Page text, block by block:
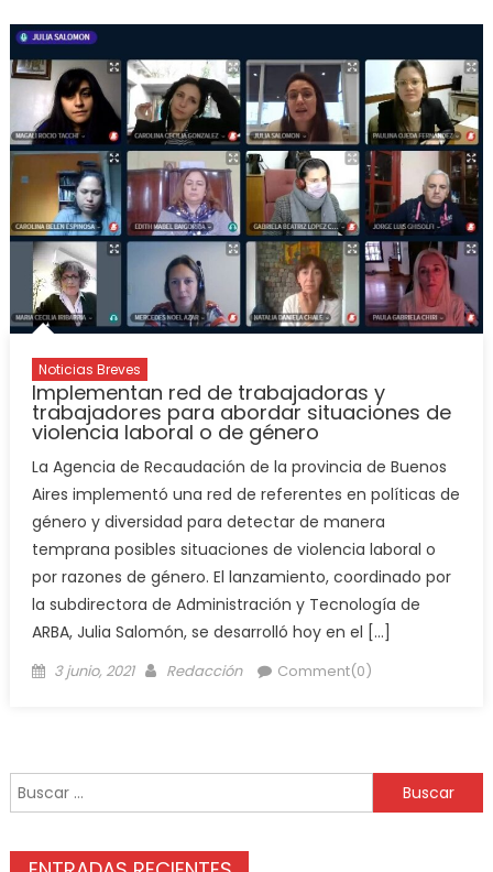
Noticias Breves
Implementan red de trabajadoras y
trabajadores para abordar situaciones de
violencia laboral o de género
La Agencia de Recaudación de la provincia de Buenos
Aires implementó una red de referentes en políticas de
género y diversidad para detectar de manera
temprana posibles situaciones de violencia laboral o
por razones de género. El lanzamiento, coordinado por
la subdirectora de Administración y Tecnología de
ARBA, Julia Salomón, se desarrolló hoy en el […]
3 junio, 2021 Redacción Comment(0)